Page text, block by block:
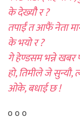
के देख्यौै र ?
तपाईं त आफैं नेता
के भयो र ?
गे हेण्डसम भन्ने
हो, तिमीले जे सुन्यौ,
ओके, बधाई छ !
० ० ०